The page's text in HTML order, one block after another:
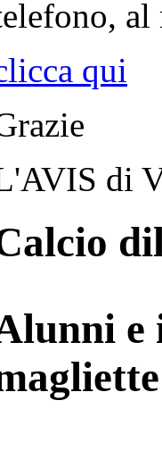
al
qui
di
e